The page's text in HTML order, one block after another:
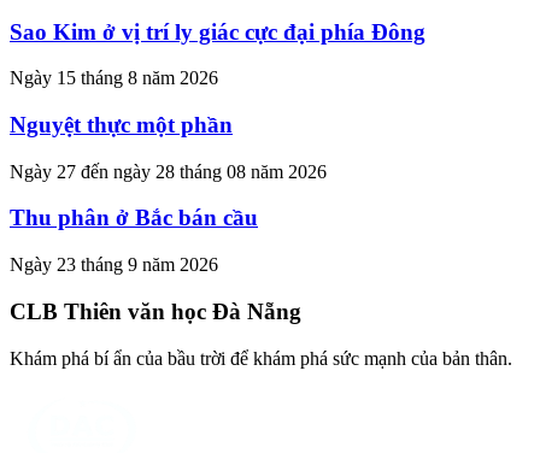
Sao Kim ở vị trí ly giác cực đại phía Đông
Ngày 15 tháng 8 năm 2026
Nguyệt thực một phần
Ngày 27 đến ngày 28 tháng 08 năm 2026
Thu phân ở Bắc bán cầu
Ngày 23 tháng 9 năm 2026
CLB Thiên văn học Đà Nẵng
Khám phá bí ẩn của bầu trời để khám phá sức mạnh của bản thân.